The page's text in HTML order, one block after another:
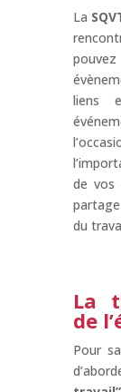
La
liens
de vos
du
La
de
Pour